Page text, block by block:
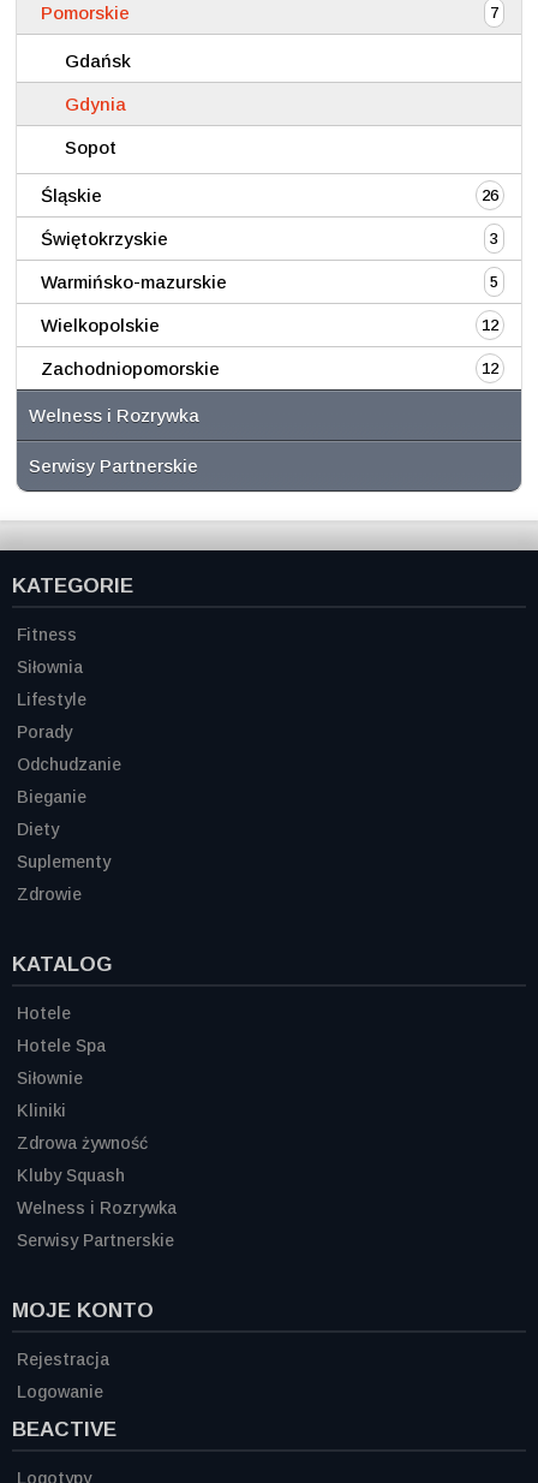
Pomorskie 7
Gdańsk
Gdynia
Sopot
Śląskie 26
Świętokrzyskie 3
Warmińsko-mazurskie 5
Wielkopolskie 12
Zachodniopomorskie 12
Welness i Rozrywka
Serwisy Partnerskie
KATEGORIE
Fitness
Siłownia
Lifestyle
Porady
Odchudzanie
Bieganie
Diety
Suplementy
Zdrowie
KATALOG
Hotele
Hotele Spa
Siłownie
Kliniki
Zdrowa żywność
Kluby Squash
Welness i Rozrywka
Serwisy Partnerskie
MOJE KONTO
Rejestracja
Logowanie
BEACTIVE
Logotypy